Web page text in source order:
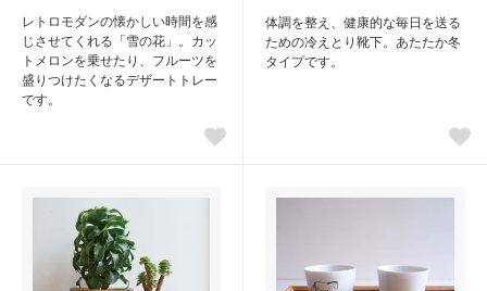
レトロモダンの懐かしい時間を感
じさせてくれる「雪の花」。カッ
トメロンを乗せたり、フルーツを
盛りつけたくなるデザートトレー
です。
体調を整え、健康的な毎日を送る
ための冷えとり靴下。あたたか冬
タイプです。